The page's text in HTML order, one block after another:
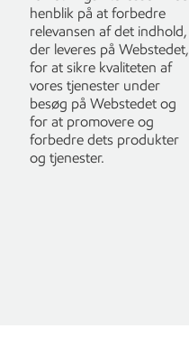
henblik på at forbedre
relevansen af det indhold,
der leveres på Webstedet,
for at sikre kvaliteten af
vores tjenester under
besøg på Webstedet og
for at promovere og
forbedre dets produkter
og tjenester.